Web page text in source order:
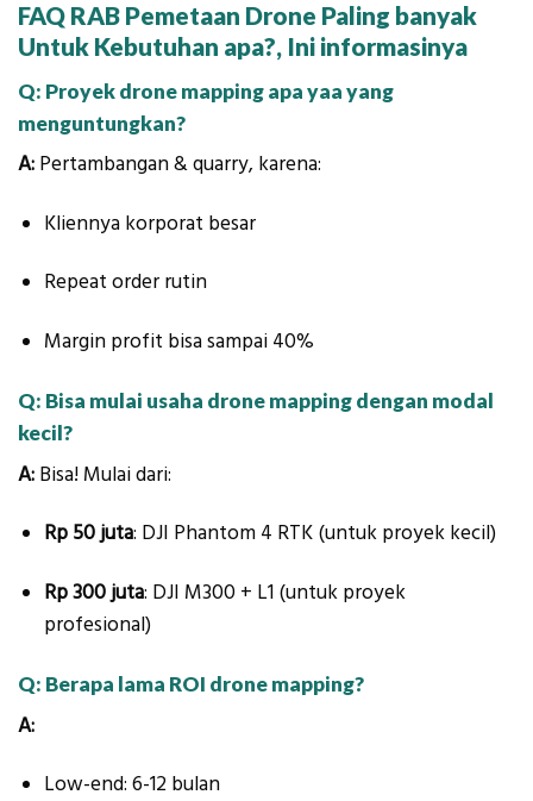
FAQ RAB Pemetaan Drone Paling banyak
Untuk Kebutuhan apa?, Ini informasinya
Q: Proyek drone mapping apa yaa yang
menguntungkan?
A: Pertambangan & quarry, karena:
Kliennya korporat besar
Repeat order rutin
Margin profit bisa sampai 40%
Q: Bisa mulai usaha drone mapping dengan modal
kecil?
A: Bisa! Mulai dari:
Rp 50 juta: DJI Phantom 4 RTK (untuk proyek kecil)
Rp 300 juta: DJI M300 + L1 (untuk proyek
profesional)
Q: Berapa lama ROI drone mapping?
A:
Low-end: 6-12 bulan